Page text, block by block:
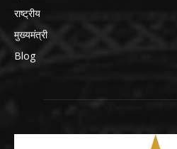
राष्ट्रीय
मुख्यमंत्री
Blog